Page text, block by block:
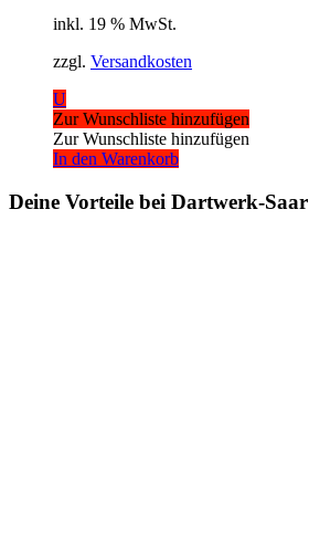
inkl. 19 % MwSt.
zzgl. Versandkosten
U
Zur Wunschliste hinzufügen
Zur Wunschliste hinzufügen
In den Warenkorb
Deine Vorteile bei Dartwerk-Saar